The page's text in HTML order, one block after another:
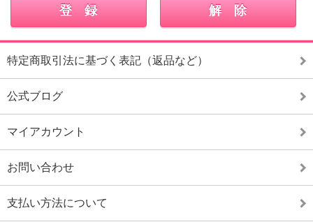
特定商取引法に基づく表記（返品など）
公式ブログ
マイアカウント
お問い合わせ
支払い方法について